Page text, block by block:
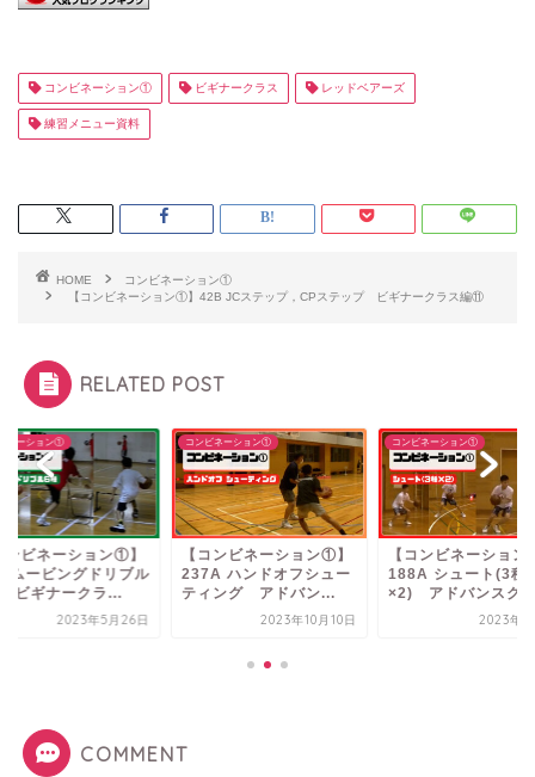
コンビネーション① ビギナークラス レッドベアーズ
練習メニュー資料
HOME
コンビネーション①
【コンビネーション①】42B JCステップ，CPステップ ビギナークラス編⑪
RELATED POST
ネーション①
ンビネーション①】
ムービングドリブル
ビギナークラ...
2023年5月26日
コンビネーション①
【コンビネーション①】
237A ハンドオフシュー
ティング アドバン...
2023年10月10日
コンビネーション①
【コンビネーショ
188A シュート(3種
×2) アドバンスク...
2023年4
COMMENT